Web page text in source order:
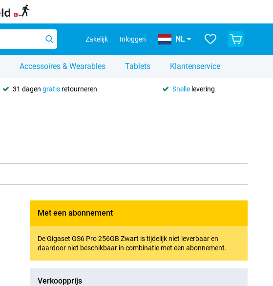
Zakelijk Inloggen NL
Accessoires & Wearables Tablets Klantenservice
31 dagen gratisretourneren Snellelevering
Met een abonnement
De Gigaset GS6 Pro 256GB Zwart is tijdelijk niet leverbaar en
daardoor niet beschikbaar in combinatie met een abonnement.
Verkoopprijs